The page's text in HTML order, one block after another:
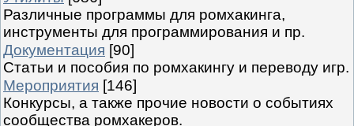
Различные программы для ромхакинга,
инструменты для программирования и пр.
Документация [90]
Статьи и пособия по ромхакингу и переводу игр.
Мероприятия [146]
Конкурсы, а также прочие новости о событиях
сообщества ромхакеров.